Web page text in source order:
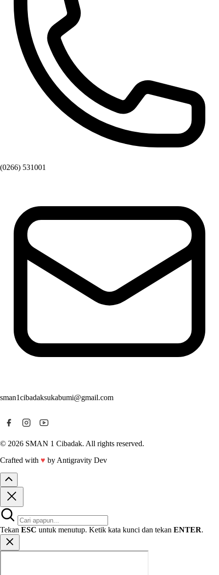
(0266) 531001
sman1cibadaksukabumi@gmail.com
© 2026 SMAN 1 Cibadak. All rights reserved.
Crafted with ♥ by Antigravity Dev
Tekan ESC untuk menutup. Ketik kata kunci dan tekan ENTER.